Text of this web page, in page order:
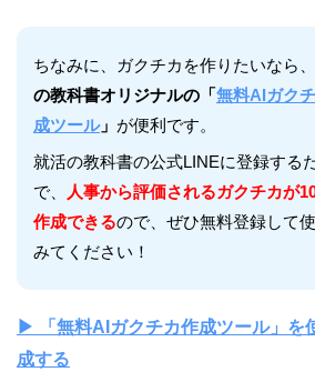
ちなみに、ガクチカを作りたいなら、
の教科書オリジナルの「無料AIガク
成ツール」 が便利です。
就活の教科書の公式LINEに登録する
で、
人事から評価されるガクチカが
作成できるので、ぜひ無料登録して
みてください！
▶︎ 「無料AIガクチカ作成ツール」を
成する